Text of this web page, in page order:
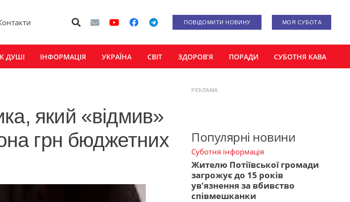
ПОВІДОМИТИ НОВИНУ МОЯ СУБОТА
ДУШІ ІНФОРМАЦІЯ УКРАЇНА СВІТ ЗДОРОВ’Я ПОРАДИ СУБОТНЯ КАВА
який «відмив»
грн бюджетних
РЕКЛАМА
Популярні новини
Суботня інформація
Жителю Потіївської громади
загрожує до 15 років
ув’язнення за вбивство
співмешканки